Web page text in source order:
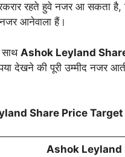
रहते हुवे नजर आ सकता
आनेवाला हैं।
साथ Ashok Leyland
देखने की पूरी उम्मीद नजर
Share Price
Ashok Leyland